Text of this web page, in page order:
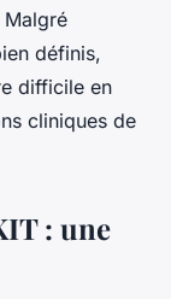
définis,
difficile en
cliniques de
: une